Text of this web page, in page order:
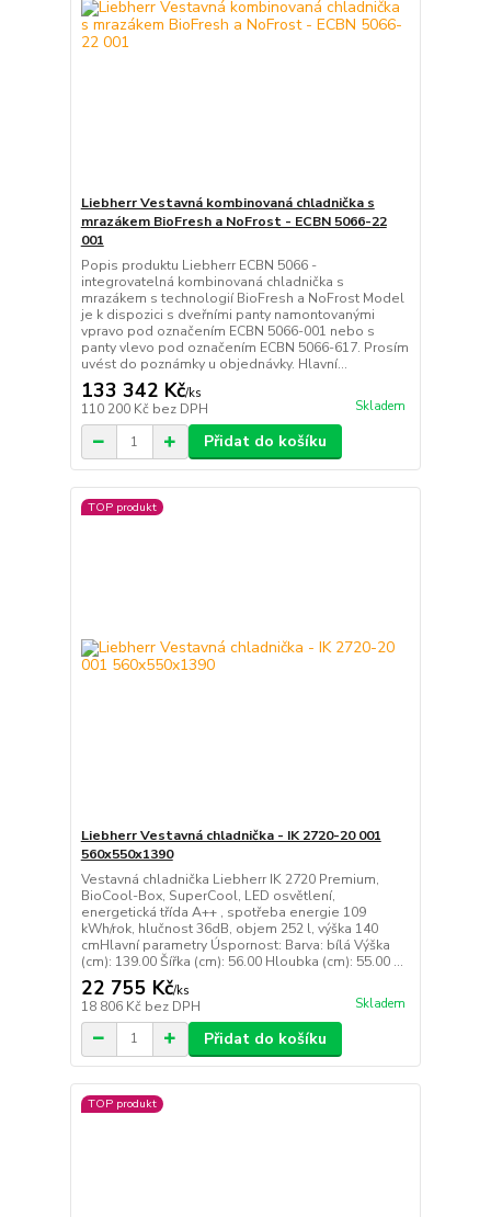
Liebherr Vestavná kombinovaná chladnička s
mrazákem BioFresh a NoFrost - ECBN 5066-22
001
Popis produktu Liebherr ECBN 5066 -
integrovatelná kombinovaná chladnička s
mrazákem s technologií BioFresh a NoFrost Model
je k dispozici s dveřními panty namontovanými
vpravo pod označením ECBN 5066-001 nebo s
panty vlevo pod označením ECBN 5066-617. Prosím
uvést do poznámky u objednávky. Hlavní...
133 342 Kč/ks
110 200 Kč bez DPH Skladem
Přidat do košíku
TOP produkt
Liebherr Vestavná chladnička - IK 2720-20 001
560x550x1390
Vestavná chladnička Liebherr IK 2720 Premium,
BioCool-Box, SuperCool, LED osvětlení,
energetická třída A++ , spotřeba energie 109
kWh/rok, hlučnost 36dB, objem 252 l, výška 140
cmHlavní parametry Úspornost: Barva: bílá Výška
(cm): 139.00 Šířka (cm): 56.00 Hloubka (cm): 55.00 ...
22 755 Kč/ks
18 806 Kč bez DPH Skladem
Přidat do košíku
TOP produkt